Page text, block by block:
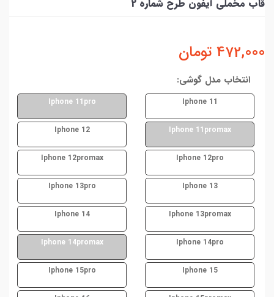
قاب مخملی آیفون طرح شماره 2
472,000 تومان
انتخاب مدل گوشی:
Iphone 11
Iphone 11pro
Iphone 11promax
Iphone 12
Iphone 12pro
Iphone 12promax
Iphone 13
Iphone 13pro
Iphone 13promax
Iphone 14
Iphone 14pro
Iphone 14promax
Iphone 15
Iphone 15pro